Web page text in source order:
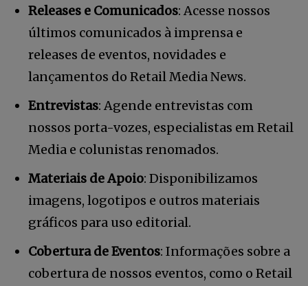
Faça parte da Comunidade
nossa newsletter.
Releases e Comunicados: Acesse nossos
últimos comunicados à imprensa e
releases de eventos, novidades e
lançamentos do Retail Media News.
Entrevistas: Agende entrevistas com
nossos porta-vozes, especialistas em Retail
Media e colunistas renomados.
Materiais de Apoio: Disponibilizamos
imagens, logotipos e outros materiais
gráficos para uso editorial.
Cobertura de Eventos: Informações sobre a
cobertura de nossos eventos, como o Retail